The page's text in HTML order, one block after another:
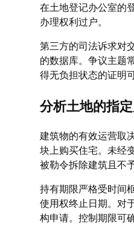
在土地登记办公室的
办理权利过户。
第三方的司法诉求对
的数据库。争议主题
得无负担状态的证明
分析土地的指
建筑物的有效运营取
块上购买住宅。未经
被勒令拆除建筑且不
持有期限严格受时间
使用权终止日期。对
构申请。控制期限可